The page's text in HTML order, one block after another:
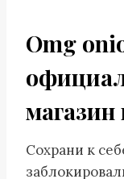
Omg
магазин
Сохрани к